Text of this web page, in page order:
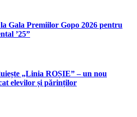
Gala Premiilor Gopo 2026 pentru
’25”
„Linia ROȘIE” – un nou
elevilor și părinților